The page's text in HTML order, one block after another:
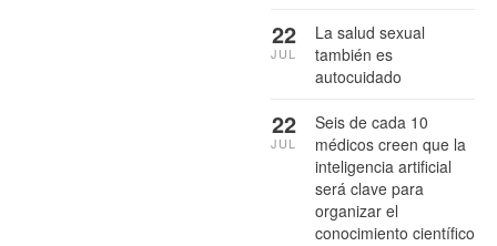
La salud sexual
también es
autocuidado
22
JUL
Seis de cada 10
médicos creen que la
inteligencia artificial
será clave para
organizar el
conocimiento científico
22
JUL